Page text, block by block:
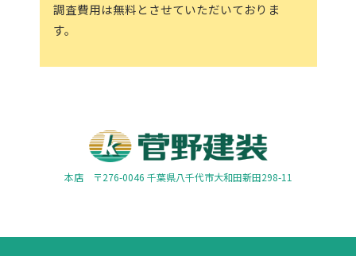
調査費用は無料とさせていただいておりま
す。
本店 〒276-0046 千葉県八千代市大和田新田298-11